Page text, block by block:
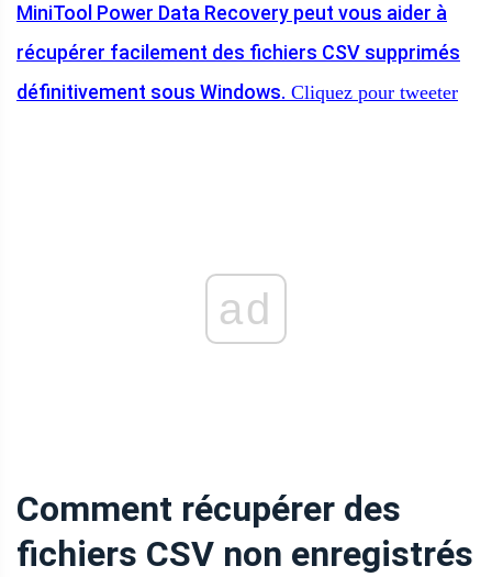
MiniTool Power Data Recovery peut vous aider à
récupérer facilement des fichiers CSV supprimés
définitivement sous Windows. Cliquez pour tweeter
ad
Comment récupérer des
fichiers CSV non enregistrés